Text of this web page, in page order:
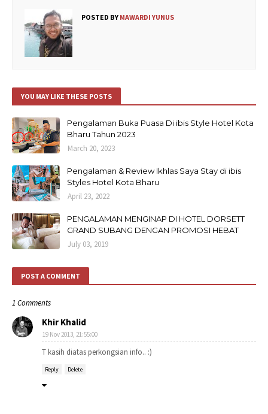
POSTED BY MAWARDI YUNUS
YOU MAY LIKE THESE POSTS
Pengalaman Buka Puasa Di ibis Style Hotel Kota
Bharu Tahun 2023
March 20, 2023
Pengalaman & Review Ikhlas Saya Stay di ibis
Styles Hotel Kota Bharu
April 23, 2022
PENGALAMAN MENGINAP DI HOTEL DORSETT
GRAND SUBANG DENGAN PROMOSI HEBAT
July 03, 2019
POST A COMMENT
1 Comments
Khir Khalid
19 Nov 2013, 21:55:00
T kasih diatas perkongsian info.. :)
Reply Delete